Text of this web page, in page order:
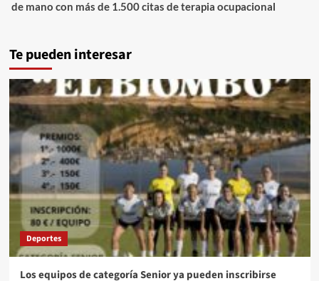
de mano con más de 1.500 citas de terapia ocupacional
Te pueden interesar
Deportes
Los equipos de categoría Senior ya pueden inscribirse